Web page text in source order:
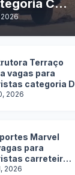
C, D
Terraço
vagas para
categoria D
2026
Marvel
para
carreteiros
2026